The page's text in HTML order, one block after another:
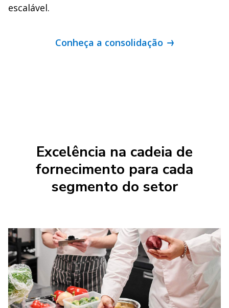
escalável.
Conheça a consolidação
Excelência na cadeia de
fornecimento para cada
segmento do setor